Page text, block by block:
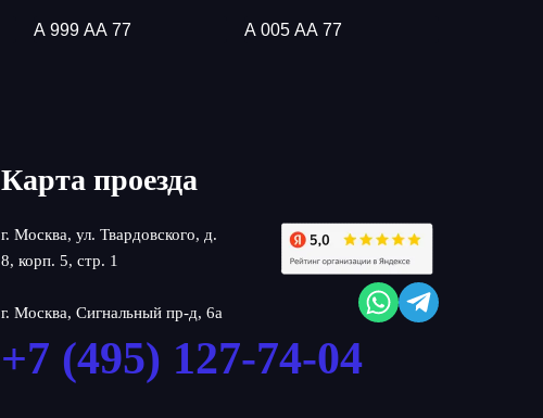
А 999 АА 77 А 005 АА 77
Карта проезда
г. Москва, ул. Твардовского, д.
8, корп. 5, стр. 1
г. Москва, Сигнальный пр-д, 6а
+7 (495) 127-74-04